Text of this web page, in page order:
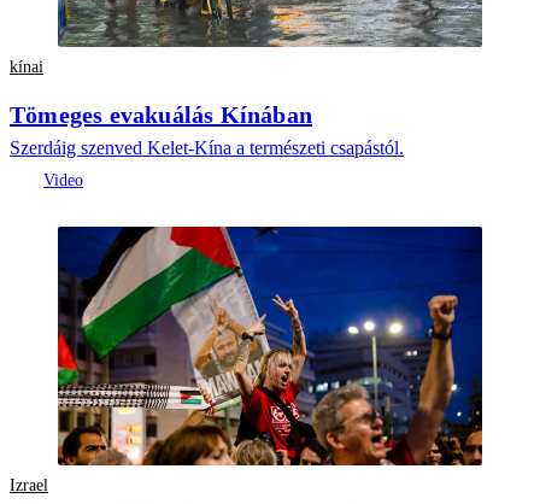
kínai
Tömeges evakuálás Kínában
Szerdáig szenved Kelet-Kína a természeti csapástól.
Izrael